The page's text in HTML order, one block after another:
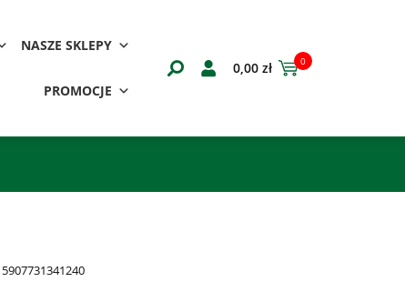
NASZE SKLEPY
PROMOCJE
0,00 zł 0
5907731341240